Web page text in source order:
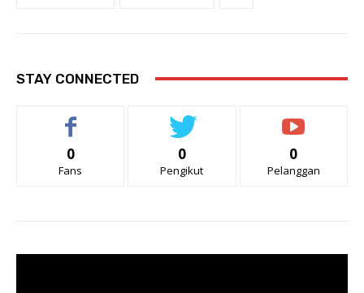
STAY CONNECTED
0
Fans
0
Pengikut
0
Pelanggan